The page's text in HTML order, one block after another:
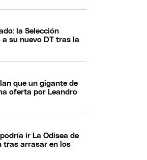
la Selección
su nuevo DT tras la
que un gigante de
oferta por Leandro
ir La Odisea de
tras arrasar en los